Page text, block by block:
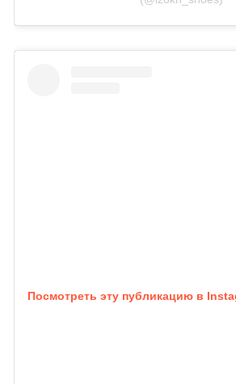
Посмотреть эту публикацию в